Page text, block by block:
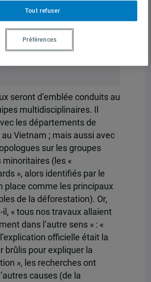
j’ai commencé à
sur la gestion de la
au Vietnam, au sein de
de recherche de
seront d’emblée conduits au
multidisciplinaires. Il
les départements de
Vietnam ; mais aussi avec
sur les groupes
minoritaires (les «
», alors identifiés par le
place comme les principaux
de la déforestation). Or,
il, « tous nos travaux allaient
dans l’autre sens » : «
officielle était la
brûlis pour expliquer la
», les recherches ont
causes (de la
Tout refuser
Préférences